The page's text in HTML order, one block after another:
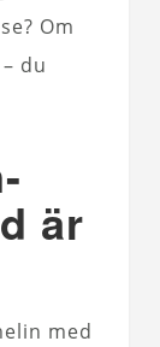
Om
du
är
med